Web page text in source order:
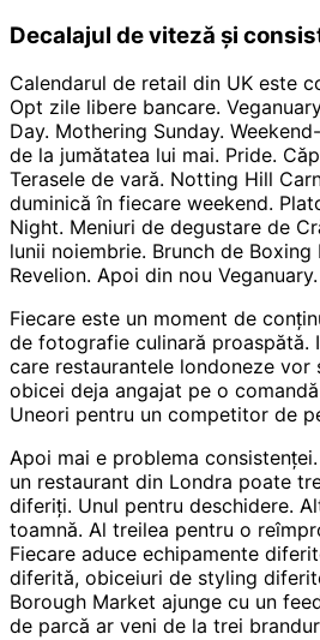
Decalajul de viteză și
Calendarul de retail din UK este
Opt zile libere bancare.
Day. Mothering Sunday.
de la jumătatea lui mai. Pride.
Terasele de vară. Notting Hill
duminică în fiecare weekend.
Night. Meniuri de degustare de
lunii noiembrie. Brunch de
Revelion. Apoi din nou Veganuary.
Fiecare este un moment de
de fotografie culinară
care restaurantele londoneze vor
obicei deja angajat pe o
Uneori pentru un competitor de
Apoi mai e problema
un restaurant din Londra poate
diferiți. Unul pentru deschidere.
toamnă. Al treilea pentru o
Fiecare aduce echipamente
diferită, obiceiuri de styling
Borough Market ajunge cu un
de parcă ar veni de la trei